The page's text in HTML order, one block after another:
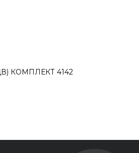
КОМПЛЕКТ 4142